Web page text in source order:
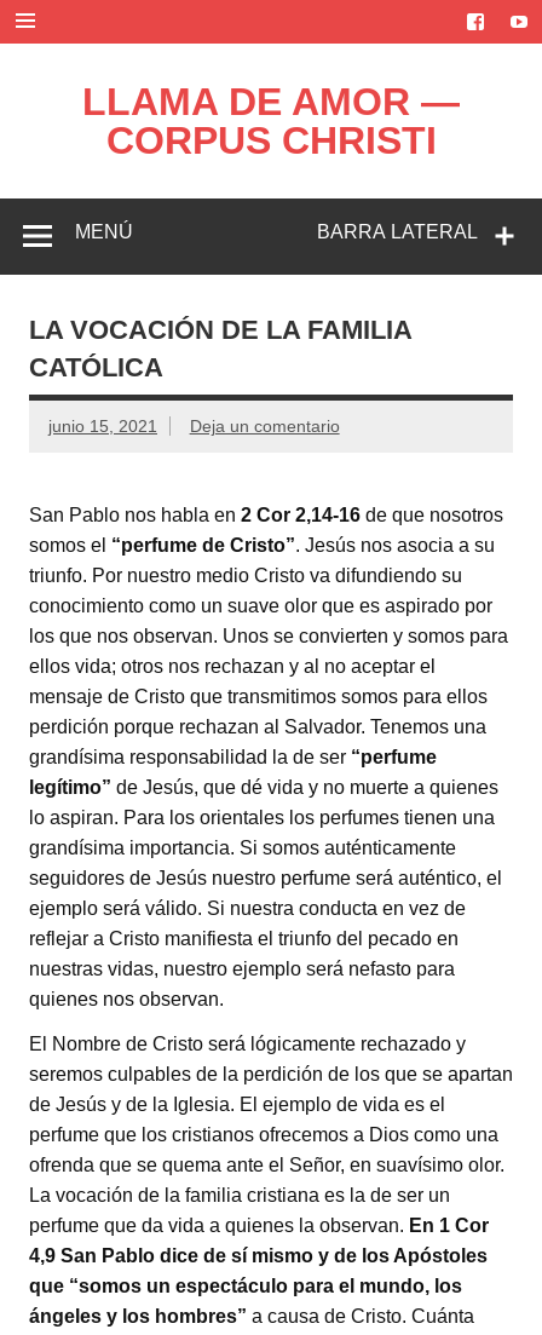
contenido
LLAMA DE AMOR —
CORPUS CHRISTI
BARRA LATERAL
MENÚ
LA VOCACIÓN DE LA FAMILIA
CATÓLICA
junio 15, 2021 Deja un comentario
San Pablo nos habla en 2 Cor 2,14-16 de que nosotros
somos el “perfume de Cristo”. Jesús nos asocia a su
triunfo. Por nuestro medio Cristo va difundiendo su
conocimiento como un suave olor que es aspirado por
los que nos observan. Unos se convierten y somos para
ellos vida; otros nos rechazan y al no aceptar el
mensaje de Cristo que transmitimos somos para ellos
perdición porque rechazan al Salvador. Tenemos una
grandísima responsabilidad la de ser “perfume
legítimo” de Jesús, que dé vida y no muerte a quienes
lo aspiran. Para los orientales los perfumes tienen una
grandísima importancia. Si somos auténticamente
seguidores de Jesús nuestro perfume será auténtico, el
ejemplo será válido. Si nuestra conducta en vez de
reflejar a Cristo manifiesta el triunfo del pecado en
nuestras vidas, nuestro ejemplo será nefasto para
quienes nos observan.
El Nombre de Cristo será lógicamente rechazado y
seremos culpables de la perdición de los que se apartan
de Jesús y de la Iglesia. El ejemplo de vida es el
perfume que los cristianos ofrecemos a Dios como una
ofrenda que se quema ante el Señor, en suavísimo olor.
La vocación de la familia cristiana es la de ser un
perfume que da vida a quienes la observan. En 1 Cor
4,9 San Pablo dice de sí mismo y de los Apóstoles
que “somos un espectáculo para el mundo, los
ángeles y los hombres” a causa de Cristo. Cuánta